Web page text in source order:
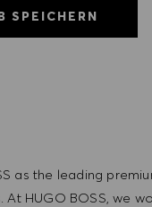
SPEICHERN
as the leading
HUGO BOSS, we